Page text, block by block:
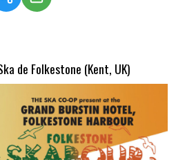
de Folkestone (Kent, UK)